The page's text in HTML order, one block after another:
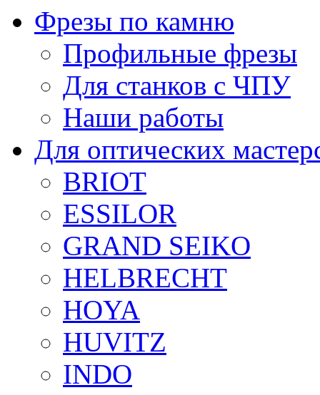
Фрезы по камню
Профильные фрезы
Для станков с ЧПУ
Наши работы
Для оптических
BRIOT
ESSILOR
GRAND SEIKO
HELBRECHT
HOYA
HUVITZ
INDO